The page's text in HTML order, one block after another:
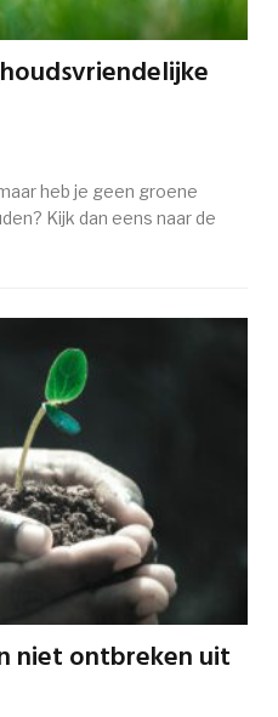
heb je geen groene
Kijk dan eens naar de
niet ontbreken uit